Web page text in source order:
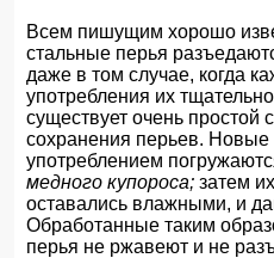
Всем пишущим хорошо
стальные перья
даже в том случае, когда
употребления их
существует очень простой
сохранения перьев. Новые
употреблением
медного купороса; затем
оставались влажными, и
Обработанные таким
перья не ржавеют и не